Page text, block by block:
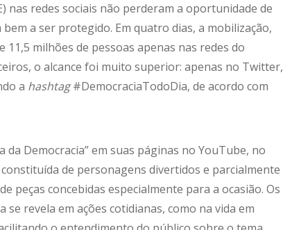
nas redes sociais não perderam a oportunidade de
a ser protegido. Em quatro dias, a mobilização,
milhões de pessoas apenas nas redes do
o alcance foi muito superior: apenas no Twitter,
a hashtag#DemocraciaTodoDia, de acordo com
Democracia” em suas páginas no YouTube, no
de personagens divertidos e parcialmente
peças concebidas especialmente para a ocasião. Os
revela em ações cotidianas, como na vida em